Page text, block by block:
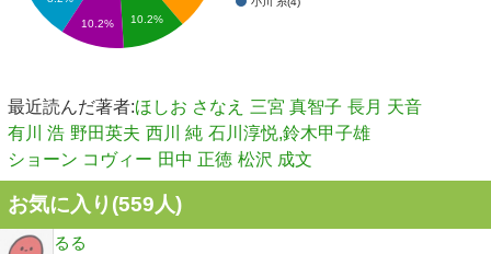
10.2%
10.2%
最近読んだ著者:ほしお さなえ 三宮 真智子 長月 天音
有川 浩 野田英夫 西川 純 石川淳悦,鈴木甲子雄
ショーン コヴィー 田中 正徳 松沢 成文
お気に入り(559人)
るる